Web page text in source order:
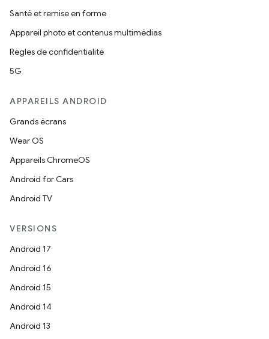
Santé et remise en forme
Appareil photo et contenus multimédias
Règles de confidentialité
5G
APPAREILS ANDROID
Grands écrans
Wear OS
Appareils ChromeOS
Android for Cars
Android TV
VERSIONS
Android 17
Android 16
Android 15
Android 14
Android 13